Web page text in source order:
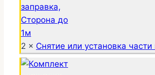
2 × Снятие или установка